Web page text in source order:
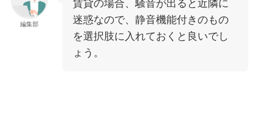
編集部
賃貸の場合、騒音が出ると近隣に
迷惑なので、静音機能付きのもの
を選択肢に入れておくと良いでし
ょう。